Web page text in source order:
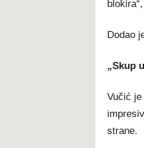
Dodao
„Skup
Vučić
strane.